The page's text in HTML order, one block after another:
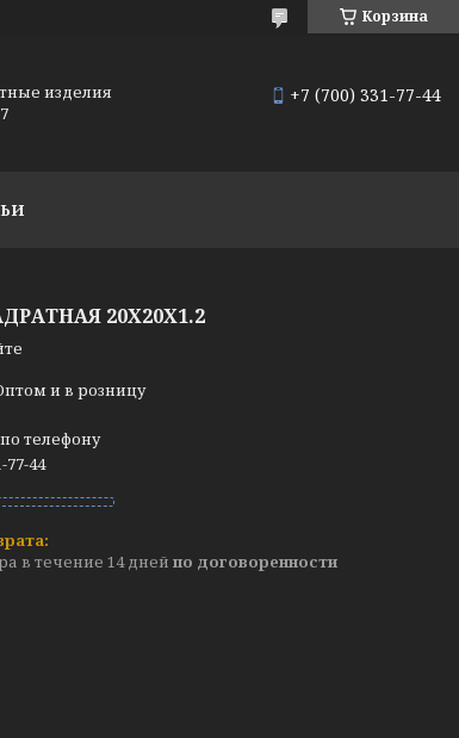
Корзина
изделия
+7 (700) 331-77-44
20Х20Х1.2
и в розницу
телефону
77-44
в течение 14 дней по договоренности